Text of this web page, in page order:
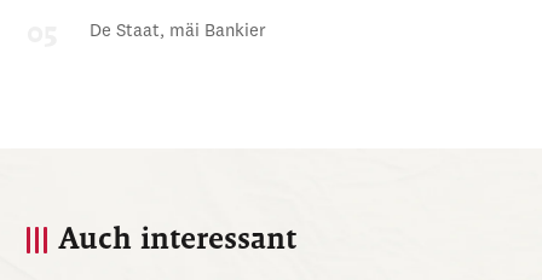
De Staat, mäi Bankier
Auch interessant